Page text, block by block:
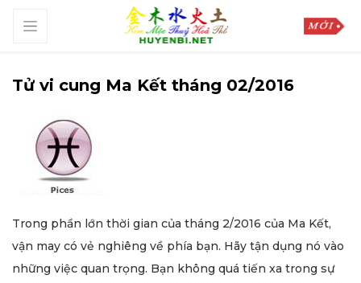
Tử vi cung Ma Kết tháng 02/2016
Trong phần lớn thời gian của tháng 2/2016 của Ma Kết,
vận may có vẻ nghiêng về phía bạn. Hãy tận dụng nó vào
những việc quan trọng. Bạn không quá tiến xa trong sự